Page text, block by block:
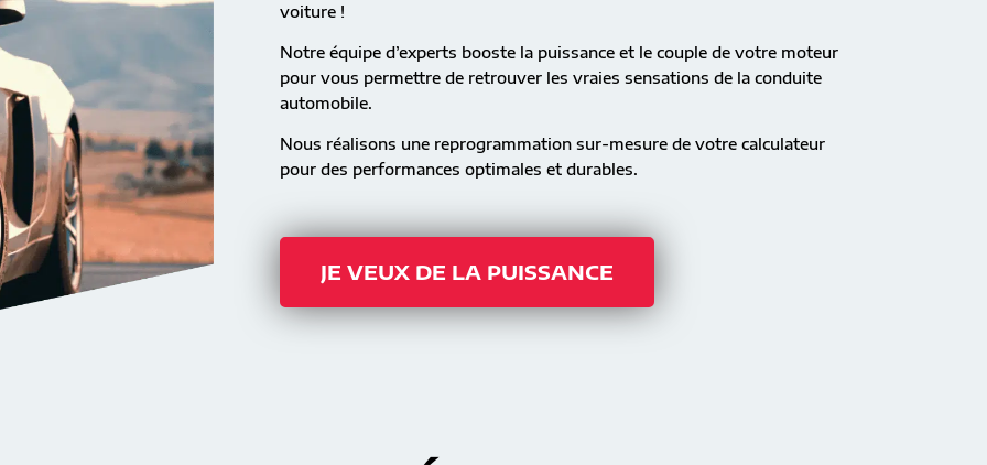
voiture !
Notre équipe d’experts booste la puissance et le couple de votre moteur
pour vous permettre de retrouver les vraies sensations de la conduite
automobile.
Nous réalisons une reprogrammation sur-mesure de votre calculateur
pour des performances optimales et durables.
JE VEUX DE LA PUISSANCE